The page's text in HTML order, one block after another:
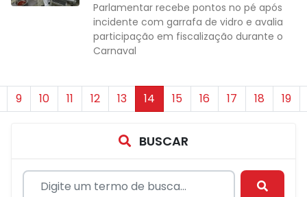
Parlamentar recebe pontos no pé após
incidente com garrafa de vidro e avalia
participação em fiscalização durante o
Carnaval
9 10 11 12 13 14 15 16 17 18 19
BUSCAR